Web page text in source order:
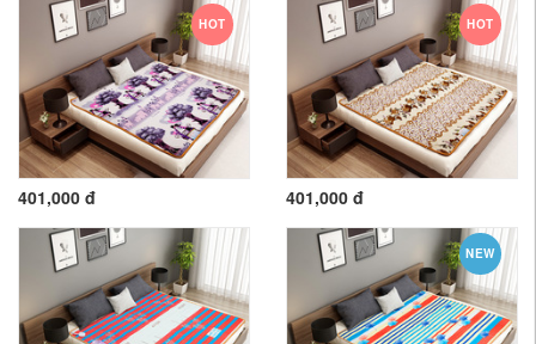
HOT
401,000 đ
HOT
401,000 đ
NEW